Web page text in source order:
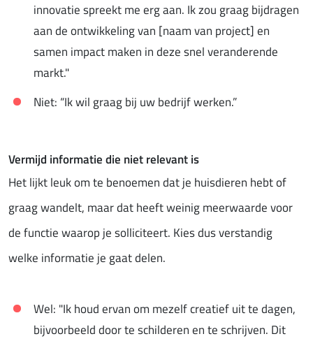
innovatie spreekt me erg aan. Ik zou graag bijdragen
aan de ontwikkeling van [naam van project] en
samen impact maken in deze snel veranderende
markt."
Niet: “Ik wil graag bij uw bedrijf werken.”
Vermijd informatie die niet relevant is
Het lijkt leuk om te benoemen dat je huisdieren hebt of
graag wandelt, maar dat heeft weinig meerwaarde voor
de functie waarop je solliciteert. Kies dus verstandig
welke informatie je gaat delen.
Wel: "Ik houd ervan om mezelf creatief uit te dagen,
bijvoorbeeld door te schilderen en te schrijven. Dit